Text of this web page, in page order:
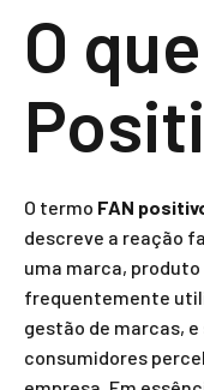
O
O termo FAN
descreve a reação
uma marca, produto
frequentemente
gestão de marcas,
consumidores